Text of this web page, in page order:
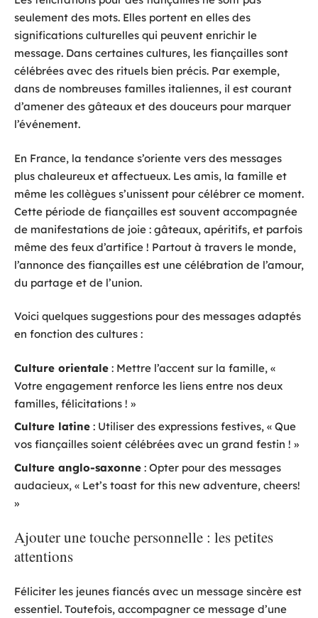
seulement des mots. Elles portent en elles des
significations culturelles qui peuvent enrichir le
message. Dans certaines cultures, les fiançailles sont
célébrées avec des rituels bien précis. Par exemple,
dans de nombreuses familles italiennes, il est courant
d’amener des gâteaux et des douceurs pour marquer
l’événement.
En France, la tendance s’oriente vers des messages
plus chaleureux et affectueux. Les amis, la famille et
même les collègues s’unissent pour célébrer ce moment.
Cette période de fiançailles est souvent accompagnée
de manifestations de joie : gâteaux, apéritifs, et parfois
même des feux d’artifice ! Partout à travers le monde,
l’annonce des fiançailles est une célébration de l’amour,
du partage et de l’union.
Voici quelques suggestions pour des messages adaptés
en fonction des cultures :
Culture orientale : Mettre l’accent sur la famille, «
Votre engagement renforce les liens entre nos deux
familles, félicitations ! »
Culture latine : Utiliser des expressions festives, « Que
vos fiançailles soient célébrées avec un grand festin ! »
Culture anglo-saxonne : Opter pour des messages
audacieux, « Let’s toast for this new adventure, cheers!
»
Ajouter une touche personnelle : les petites
attentions
Féliciter les jeunes fiancés avec un message sincère est
essentiel. Toutefois, accompagner ce message d’une